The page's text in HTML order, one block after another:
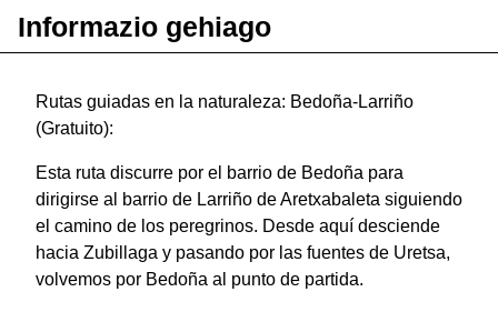
Informazio gehiago
Rutas guiadas en la naturaleza: Bedoña-Larriño
(Gratuito):
Esta ruta discurre por el barrio de Bedoña para
dirigirse al barrio de Larriño de Aretxabaleta siguiendo
el camino de los peregrinos. Desde aquí desciende
hacia Zubillaga y pasando por las fuentes de Uretsa,
volvemos por Bedoña al punto de partida.